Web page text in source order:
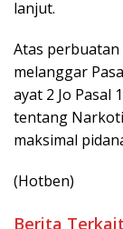
lanjut.
Atas perbuatan
melanggar
ayat 2 Jo Pasal
tentang
maksimal
(Hotben)
Berita Terkait